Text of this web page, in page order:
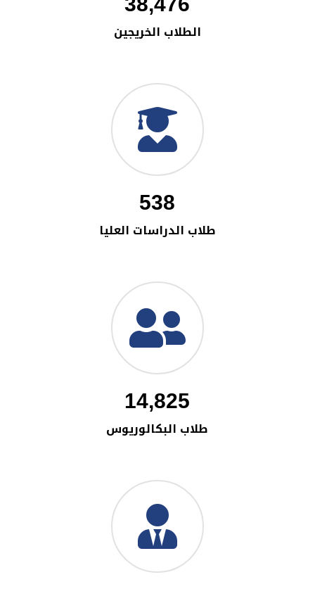
الطلاب الخريجين
538
طلاب الدراسات العليا
14,825
طلاب البكالوريوس